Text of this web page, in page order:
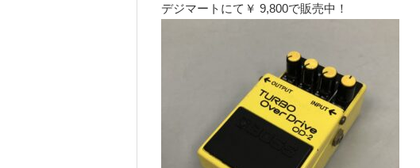
デジマートにて￥ 9,800で販売中！